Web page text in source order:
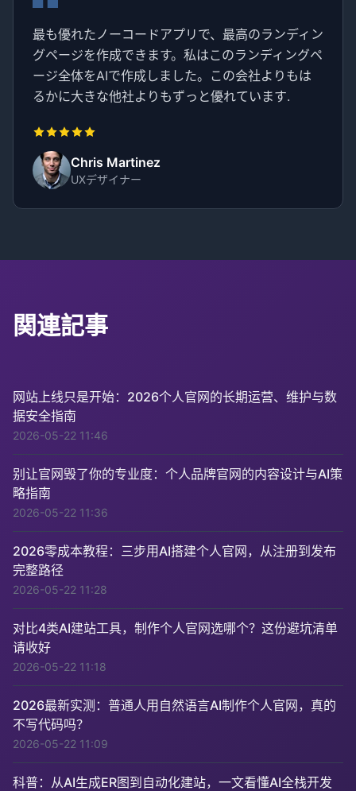
最も優れたノーコードアプリで、最高のランディン
グページを作成できます。私はこのランディングペ
ージ全体をAIで作成しました。この会社よりもは
るかに大きな他社よりもずっと優れています.
Chris Martinez
UXデザイナー
関連記事
网站上线只是开始：2026个人官网的长期运营、维护与数
据安全指南
2026-05-22 11:46
别让官网毁了你的专业度：个人品牌官网的内容设计与AI策
略指南
2026-05-22 11:36
2026零成本教程：三步用AI搭建个人官网，从注册到发布
完整路径
2026-05-22 11:28
对比4类AI建站工具，制作个人官网选哪个？这份避坑清单
请收好
2026-05-22 11:18
2026最新实测：普通人用自然语言AI制作个人官网，真的
不写代码吗？
2026-05-22 11:09
科普：从AI生成ER图到自动化建站，一文看懂AI全栈开发